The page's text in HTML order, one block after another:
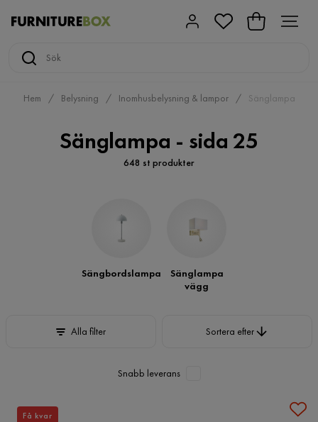
Hem Belysning Inomhusbelysning & lampor Sänglampa
Sänglampa - sida 25
648 st produkter
Sängbordslampa
Sänglampa
vägg
Alla filter Sortera efter
Snabb leverans
Få kvar